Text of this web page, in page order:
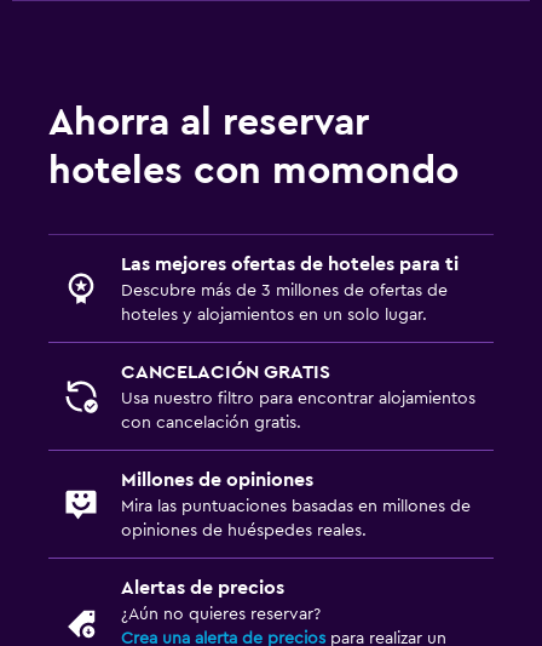
Ahorra al reservar
hoteles con momondo
Las mejores ofertas de hoteles para ti
Descubre más de 3 millones de ofertas de
hoteles y alojamientos en un solo lugar.
CANCELACIÓN GRATIS
Usa nuestro filtro para encontrar alojamientos
con cancelación gratis.
Millones de opiniones
Mira las puntuaciones basadas en millones de
opiniones de huéspedes reales.
Alertas de precios
¿Aún no quieres reservar?
Crea una alerta de precios para realizar un